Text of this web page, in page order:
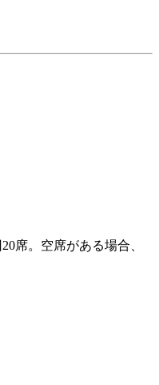
席。空席がある場合、